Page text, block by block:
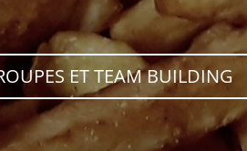
ET TEAM BUILDING